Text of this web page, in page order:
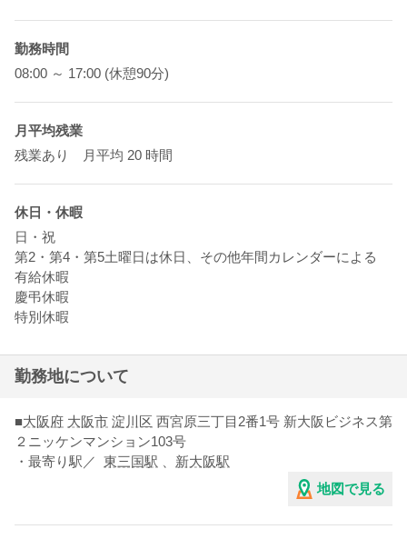
勤務時間
08:00 ～ 17:00 (休憩90分)
月平均残業
残業あり 月平均 20 時間
休日・休暇
日・祝
第2・第4・第5土曜日は休日、その他年間カレンダーによる
有給休暇
慶弔休暇
特別休暇
勤務地について
■大阪府 大阪市 淀川区 西宮原三丁目2番1号 新大阪ビジネス第
２ニッケンマンション103号
・最寄り駅／ 東三国駅
新大阪駅
地図で見る